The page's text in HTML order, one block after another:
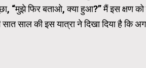
“मुझे फिर बताओ, क्या हुआ?” मैं इस क्षण
की इस यात्रा ने दिखा दिया है कि